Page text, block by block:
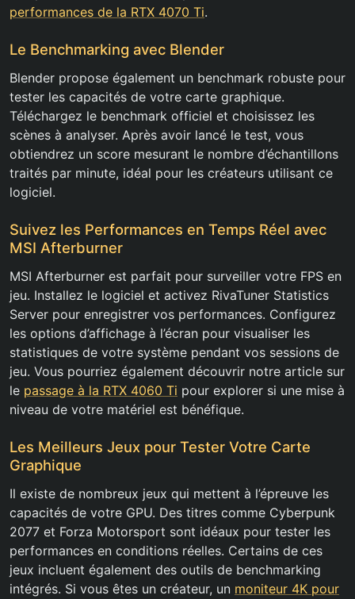
performances de la RTX 4070 Ti.
Le Benchmarking avec Blender
Blender propose également un benchmark robuste pour
tester les capacités de votre carte graphique.
Téléchargez le benchmark officiel et choisissez les
scènes à analyser. Après avoir lancé le test, vous
obtiendrez un score mesurant le nombre d’échantillons
traités par minute, idéal pour les créateurs utilisant ce
logiciel.
Suivez les Performances en Temps Réel avec
MSI Afterburner
MSI Afterburner est parfait pour surveiller votre FPS en
jeu. Installez le logiciel et activez RivaTuner Statistics
Server pour enregistrer vos performances. Configurez
les options d’affichage à l’écran pour visualiser les
statistiques de votre système pendant vos sessions de
jeu. Vous pourriez également découvrir notre article sur
le passage à la RTX 4060 Ti pour explorer si une mise à
niveau de votre matériel est bénéfique.
Les Meilleurs Jeux pour Tester Votre Carte
Graphique
Il existe de nombreux jeux qui mettent à l’épreuve les
capacités de votre GPU. Des titres comme Cyberpunk
2077 et Forza Motorsport sont idéaux pour tester les
performances en conditions réelles. Certains de ces
jeux incluent également des outils de benchmarking
intégrés. Si vous êtes un créateur, un moniteur 4K pour